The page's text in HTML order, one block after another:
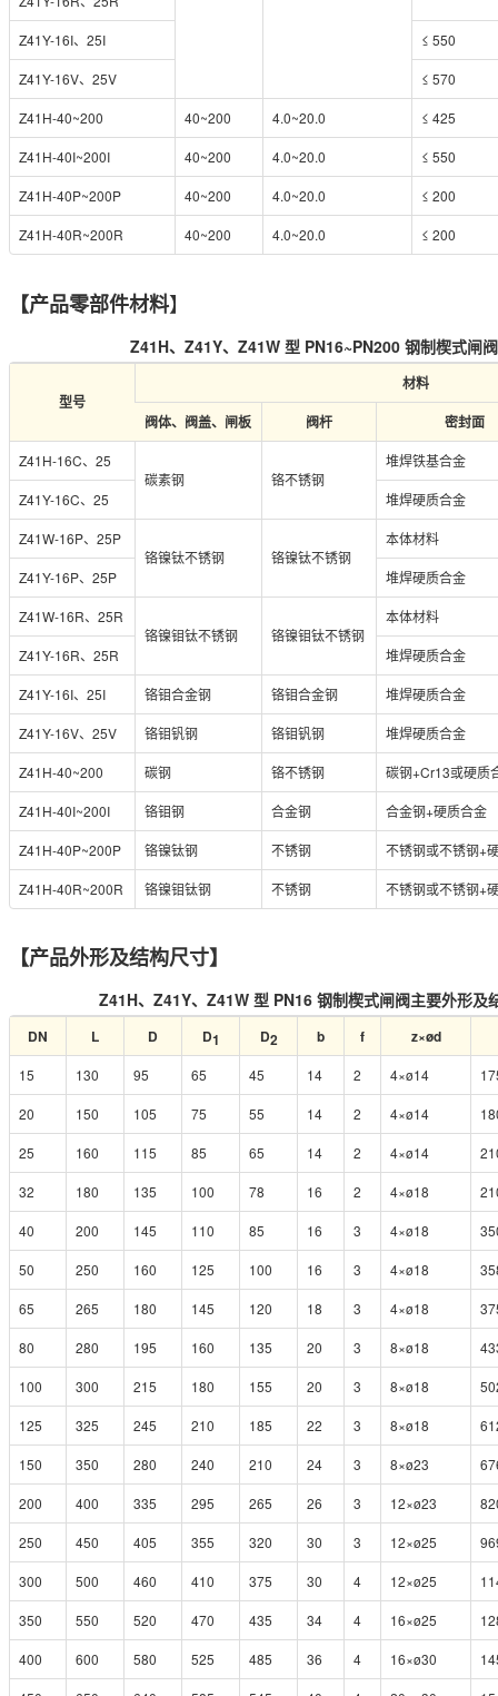
Z41Y-16I、25I ≤ 550
Z41Y-16V、25V ≤ 570
Z41H-40~200 40~200 4.0~20.0 ≤ 425
Z41H-40I~200I 40~200 4.0~20.0 ≤ 550
Z41H-40P~200P 40~200 4.0~20.0 ≤ 200
Z41H-40R~200R 40~200 4.0~20.0 ≤ 200
【产品零部件材料】
Z41H、Z41Y、Z41W 型 PN16~PN200 钢制楔式闸
型号
材料
阀体、阀盖、闸板
阀杆 密封面
Z41H-16C、25
碳素钢
铬不锈钢
堆焊铁基合金
Z41Y-16C、25 堆焊硬质合金
Z41W-16P、25P
铬镍钛不锈钢
铬镍钛不锈钢
本体材料
Z41Y-16P、25P 堆焊硬质合金
Z41W-16R、25R
铬镍钼钛不锈钢
铬镍钼钛不锈钢
本体材料
Z41Y-16R、25R 堆焊硬质合金
Z41Y-16I、25I 铬钼合金钢 铬钼合金钢 堆焊硬质合金
Z41Y-16V、25V 铬钼钒钢 铬钼钒钢 堆焊硬质合金
Z41H-40~200 碳钢 铬不锈钢 碳钢+Cr13或硬质
Z41H-40I~200I 铬钼钢 合金钢 合金钢+硬质合金
Z41H-40P~200P 铬镍钛钢 不锈钢 不锈钢或不锈钢+
Z41H-40R~200R 铬镍钼钛钢 不锈钢 不锈钢或不锈钢+
【产品外形及结构尺寸】
Z41H、Z41Y、Z41W 型 PN16 钢制楔式闸阀主要外形及
DN L D D1 D2 b f z×ød
15 130 95 65 45 14 2 4×ø14
20 150 105 75 55 14 2 4×ø14
25 160 115 85 65 14 2 4×ø14
32 180 135 100 78 16 2 4×ø18
40 200 145 110 85 16 3 4×ø18
50 250 160 125 100 16 3 4×ø18
65 265 180 145 120 18 3 4×ø18
80 280 195 160 135 20 3 8×ø18
100 300 215 180 155 20 3 8×ø18
125 325 245 210 185 22 3 8×ø18
150 350 280 240 210 24 3 8×ø23
200 400 335 295 265 26 3 12×ø23
250 450 405 355 320 30 3 12×ø25
300 500 460 410 375 30 4 12×ø25
350 550 520 470 435 34 4 16×ø25
400 600 580 525 485 36 4 16×ø30